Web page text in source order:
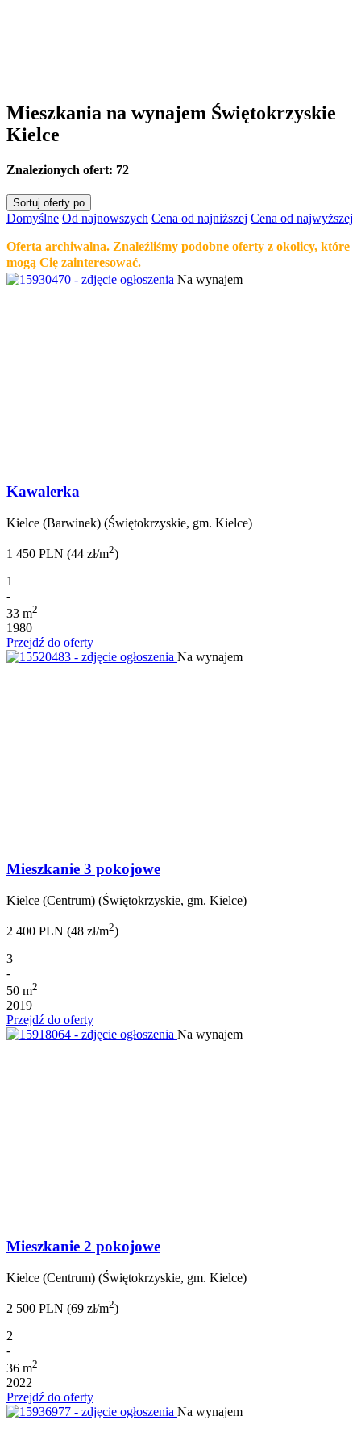
Mieszkania na wynajem Świętokrzyskie
Kielce
Znalezionych ofert: 72
Sortuj oferty po
Domyślne Od najnowszych Cena od najniższej Cena od najwyższej
Oferta archiwalna. Znaleźliśmy podobne oferty z okolicy, które
mogą Cię zainteresować.
Na wynajem
Kawalerka
Kielce (Barwinek) (Świętokrzyskie, gm. Kielce)
1 450 PLN (44 zł/m2)
1
-
33 m2
1980
Przejdź do oferty
Na wynajem
Mieszkanie 3 pokojowe
Kielce (Centrum) (Świętokrzyskie, gm. Kielce)
2 400 PLN (48 zł/m2)
3
-
50 m2
2019
Przejdź do oferty
Na wynajem
Mieszkanie 2 pokojowe
Kielce (Centrum) (Świętokrzyskie, gm. Kielce)
2 500 PLN (69 zł/m2)
2
-
36 m2
2022
Przejdź do oferty
Na wynajem